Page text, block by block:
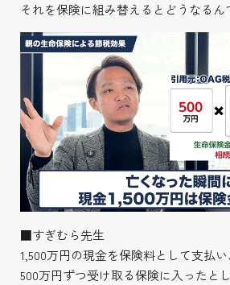
それを保険に組み替えるとどうなるん
■すぎむら先生
1,500万円の現金を保険料として支払
500万円ずつ受け取る保険に入ったとし